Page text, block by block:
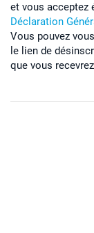
et vous acceptez
Déclaration
Vous pouvez
le lien de
que vous